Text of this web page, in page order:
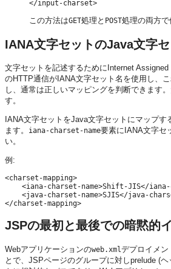
この方法はGET処理と POST処理の両方で
IANA文字セットのJava文字
文字セットを記述するためにInternet
のHTTP通信がIANA文字セット名を使用し、
し、通常は正しいマッピングを判断できます
す。
IANA文字セットをJava文字セットにマップ
ます。
iana-charset-name要素にIANA文字セ
い。
例:
<charset-mapping>
<iana-charset-name>Shift-JIS</
<java-charset-name>SJIS</java-
JSPの最初と最後での暗黙的
Webアプリケーションのweb.xmlデプロイメン
とで、JSPページのグループに対しprelude (